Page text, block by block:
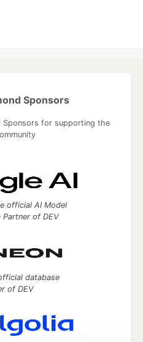
Sponsors
Sponsors for supporting the
official AI Model
of DEV
database
of DEV